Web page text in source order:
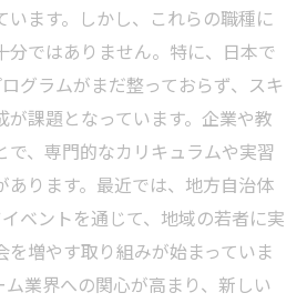
います。しかし、これらの職種に
分ではありません。特に、日本で
グラムがまだ整っておらず、スキ
が課題となっています。企業や教
で、専門的なカリキュラムや実習
あります。最近では、地方自治体
ベントを通じて、地域の若者に実
を増やす取り組みが始まっていま
ム業界への関心が高まり、新しい